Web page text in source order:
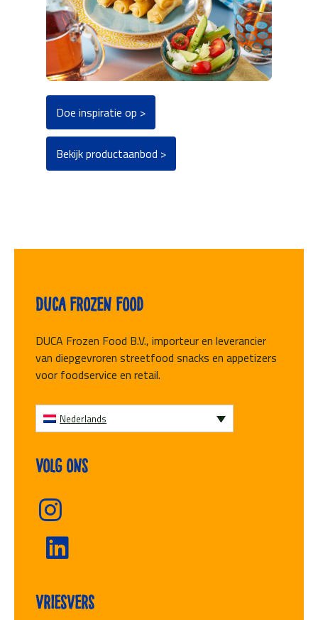
Doe inspiratie op >
Bekijk productaanbod >
Duca Frozen Food
DUCA Frozen Food B.V., importeur en leverancier
van diepgevroren streetfood snacks en appetizers
voor foodservice en retail.
Nederlands
Volg ons
Vriesvers